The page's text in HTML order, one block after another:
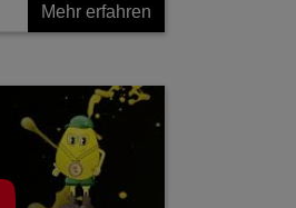
Mehr erfahren